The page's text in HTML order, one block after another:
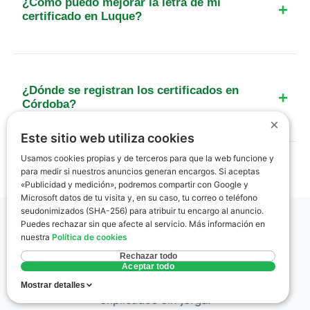
certificados realizados 'online' sin visita son nulos
certificado en Luque?
calderas de condensación o estufas de pellets.
¿Dónde se registran los certificados en
Córdoba?
Se registran de forma telemática en el Registro de
gestionado por la Consejería de Industria, Energía
y Minas de la Junta de Andalucía.
Glosario rápido
Términos clave del certificado energético
explicados sin jerga.
×
Este sitio web utiliza cookies
Usamos cookies propias y de terceros para que la web funcione y
para medir si nuestros anuncios generan encargos. Si aceptas
«Publicidad y medición», podremos compartir con Google y
Microsoft datos de tu visita y, en su caso, tu correo o teléfono
seudonimizados (SHA-256) para atribuir tu encargo al anuncio.
Puedes rechazar sin que afecte al servicio. Más información en
nuestra Política de cookies
Rechazar todo
Aceptar todo
Mostrar detalles